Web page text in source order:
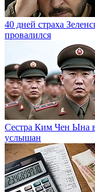
40 дней страха
провалился
Сестра Ким Чен Ына
услышан